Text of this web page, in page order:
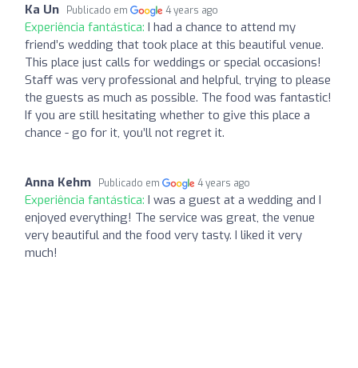
Ka Un Publicado em 4 years ago
Experiência fantástica: I had a chance to attend my
friend’s wedding that took place at this beautiful venue.
This place just calls for weddings or special occasions!
Staff was very professional and helpful, trying to please
the guests as much as possible. The food was fantastic!
If you are still hesitating whether to give this place a
chance - go for it, you’ll not regret it.
Anna Kehm Publicado em 4 years ago
Experiência fantástica: I was a guest at a wedding and I
enjoyed everything! The service was great, the venue
very beautiful and the food very tasty. I liked it very
much!